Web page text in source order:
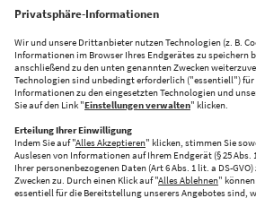
KI-PRODUKATIONSNETZWERK
CENTRE FOR FUTURE
Halle 43 bringt Innovation und Industrie